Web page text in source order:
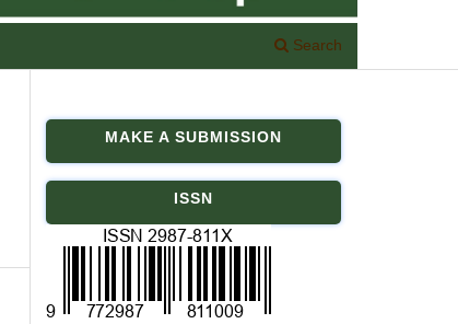
Search
MAKE A SUBMISSION
ISSN